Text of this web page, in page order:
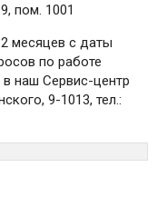
пом. 1001
месяцев с даты
по работе
наш Сервис-центр
9-1013, тел.: